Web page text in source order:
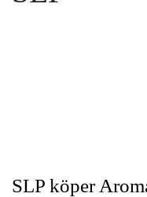
SLP köper